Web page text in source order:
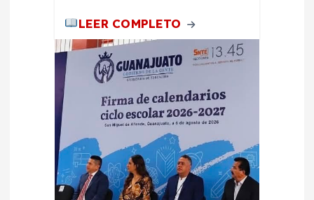
LEER COMPLETO